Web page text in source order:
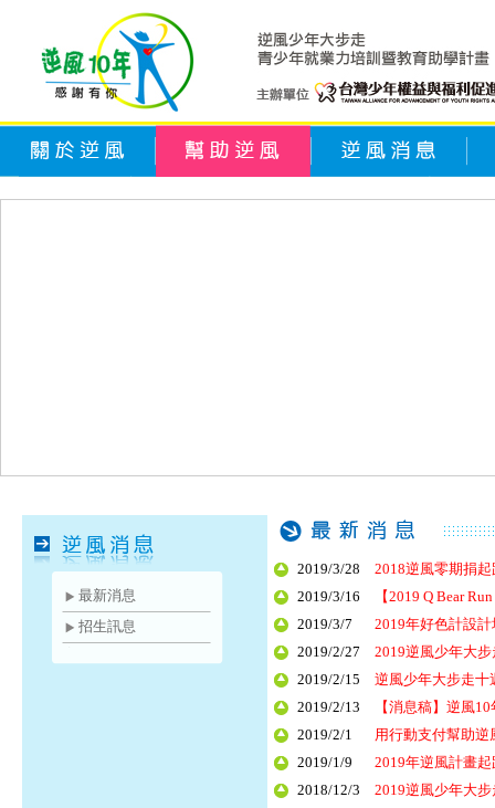
最新消息
招生訊息
2019/3/28
2018逆風零期捐
2019/3/16
【2019 Q Bear
2019/3/7
2019年好色計設
2019/2/27
2019逆風少年大
2019/2/15
逆風少年大步走十
2019/2/13
【消息稿】逆風
2019/2/1
用行動支付幫助
2019/1/9
2019年逆風計畫
2018/12/3
2019逆風少年大